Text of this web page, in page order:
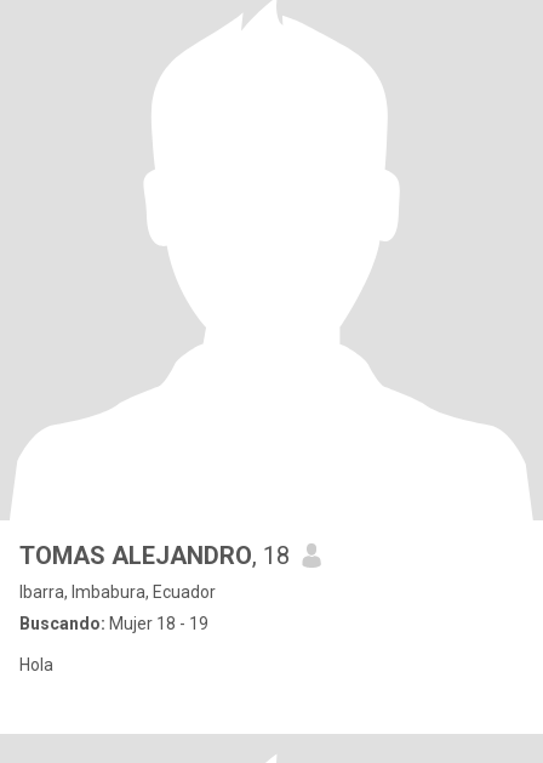
TOMAS ALEJANDRO, 18
Ibarra, Imbabura, Ecuador
Buscando: Mujer 18 - 19
Hola